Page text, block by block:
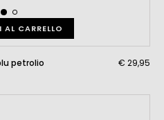
CARRELLO
petrolio
€ 29,95